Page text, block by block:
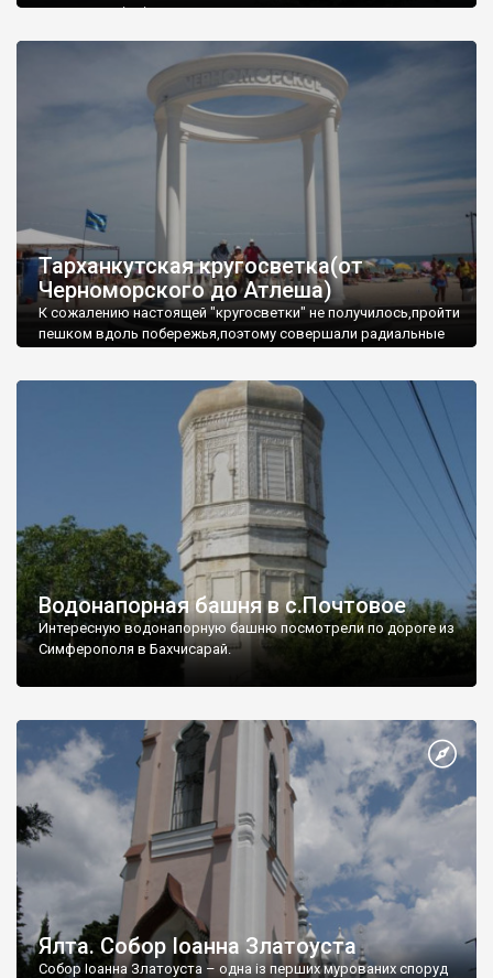
запрошую відвідати це
Тарханкутская кругосветка(от
Черноморского до Атлеша)
К сожалению настоящей "кругосветки" не получилось,пройти
пешком вдоль побережья,поэтому совершали радиальные
Водонапорная башня в с.Почтовое
Интересную водонапорную башню посмотрели по дороге из
Симферополя в Бахчисарай.
Ялта. Собор Іоанна Златоуста
Собор Іоанна Златоуста – одна із перших мурованих споруд